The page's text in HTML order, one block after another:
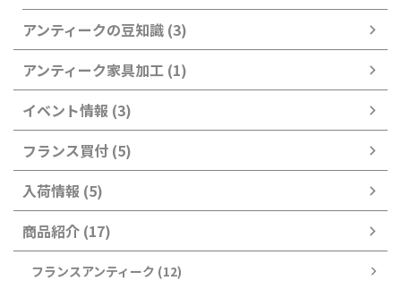
アンティークの豆知識 (3)
アンティーク家具加工 (1)
イベント情報 (3)
フランス買付 (5)
入荷情報 (5)
商品紹介 (17)
フランスアンティーク (12)